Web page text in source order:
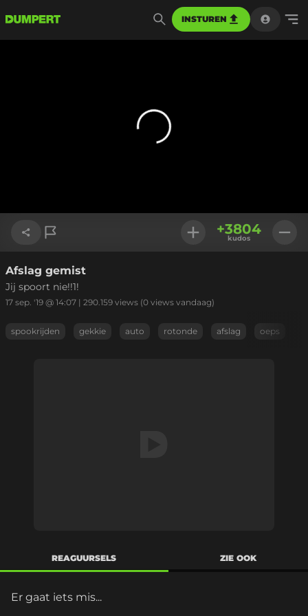
INSTUREN
Link kopiëren
+3804
kudos
Afslag gemist
Jij spoort nie!!1!
17 sep. '19 @ 14:07 | 290.159 views (0 views vandaag)
spookrijden gekkie auto rotonde afslag oeps
REAGUURSELS ZIE OOK
Er gaat iets mis...